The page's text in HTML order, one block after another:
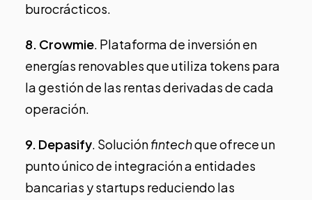
burocrácticos.
8. Crowmie. Plataforma de inversión en
energías renovables que utiliza tokens para
la gestión de las rentas derivadas de cada
operación.
9. Depasify. Soluciónfintechque ofrece un
punto único de integración a entidades
bancarias y startups reduciendo las